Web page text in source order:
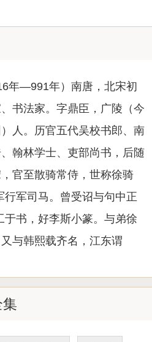
年—991年）南唐，北宋初
书法家。字鼎臣，广陵（今
人。历官五代吴校书郎、南
翰林学士、吏部尚书，后随
官至散骑常侍，世称徐骑
军司马。曾受诏与句中正
书，好李斯小篆。与弟徐
与韩熙载齐名，江东谓